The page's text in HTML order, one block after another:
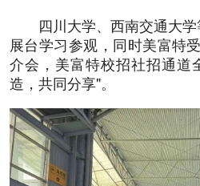
四川大学、西南交通大
展台学习参观，同时美富特
介会，美富特校招社招通道
造，共同分享"。